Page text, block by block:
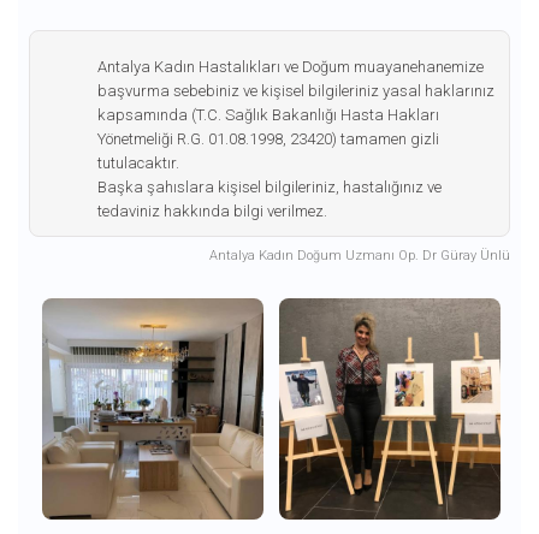
Antalya Kadın Hastalıkları ve Doğum muayanehanemize
başvurma sebebiniz ve kişisel bilgileriniz yasal haklarınız
kapsamında (T.C. Sağlık Bakanlığı Hasta Hakları
Yönetmeliği R.G. 01.08.1998, 23420) tamamen gizli
tutulacaktır.
Başka şahıslara kişisel bilgileriniz, hastalığınız ve
tedaviniz hakkında bilgi verilmez.
Antalya Kadın Doğum Uzmanı Op. Dr Güray Ünlü